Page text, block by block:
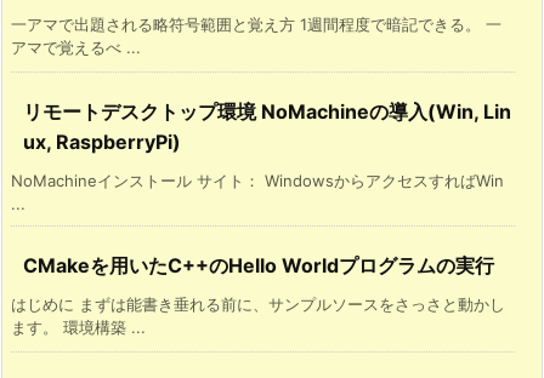
一アマで出題される略符号範囲と覚え方 1週間程度で暗記できる。 一
アマで覚えるべ ...
リモートデスクトップ環境 NoMachineの導入(Win, Lin
ux, RaspberryPi)
NoMachineインストール サイト： WindowsからアクセスすればWin
...
CMakeを用いたC++のHello Worldプログラムの実行
はじめに まずは能書き垂れる前に、サンプルソースをさっさと動かし
ます。 環境構築 ...